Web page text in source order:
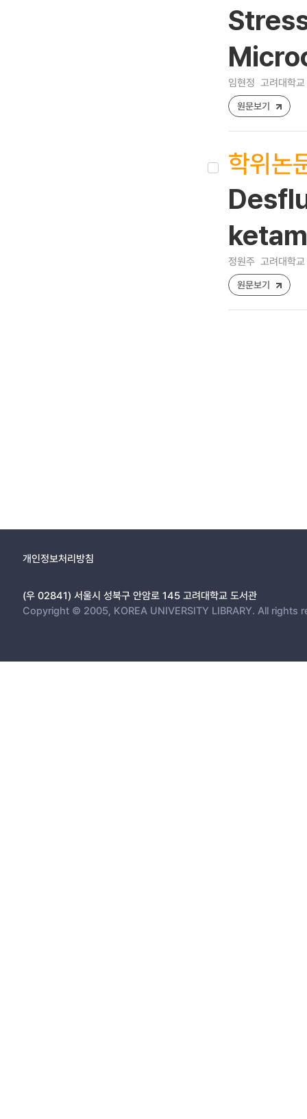
임현정 고려대학
원문보기
학위논
정원주 고려대학
원문보기
개인정보처리방침
(우 02841) 서울시 성북구 안암로 145 고려대학교 도서관
Copyright © 2005, KOREA UNIVERSITY LIBRARY. All rights